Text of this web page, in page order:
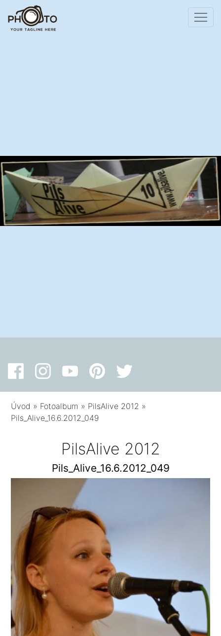
Úvod » Fotoalbum » PilsAlive 2012 »
Pils_Alive_16.6.2012_049
PilsAlive 2012
Pils_Alive_16.6.2012_049